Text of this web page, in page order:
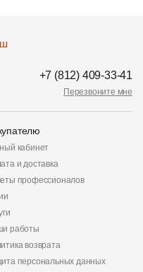
+7 (812) 409-33-41
Перезвоните мне
кабинет
и доставка
профессионалов
работы
возврата
персональных данных